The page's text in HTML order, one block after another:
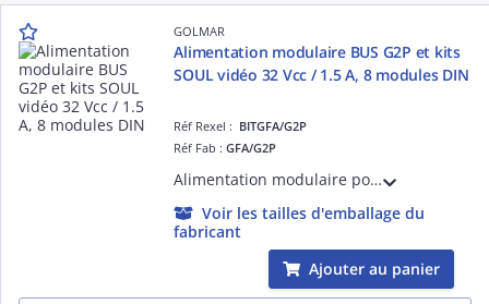
GOLMAR
Alimentation modulaire BUS G2P et kits
SOUL vidéo 32 Vcc / 1.5 A, 8 modules DIN
Réf Rexel : BITGFA/G2P
Réf Fab :GFA/G2P
Alimentation modulaire pour système BUS G2P et kits SOUL vidéo (sauf LITE) 32 Vcc / 1.5 A Boitier Rail DIN 8 modules Connecteur BUS débrochable Utilisée aussi pour l'alimentation de GPPS/G2P
Voir les tailles d'emballage du
fabricant
Ajouter au panier